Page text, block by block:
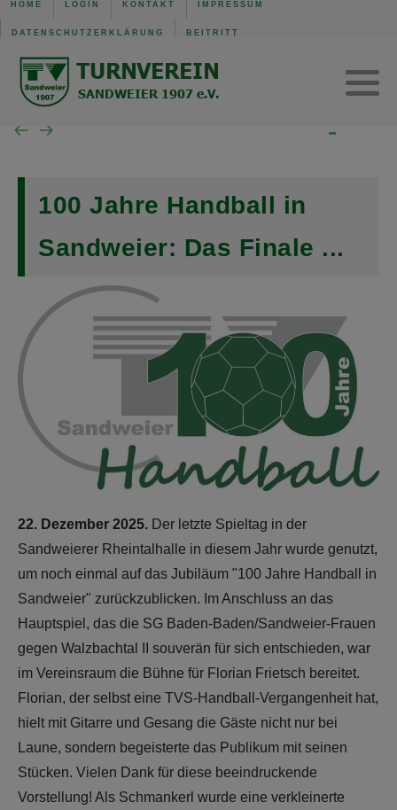
HOME LOGIN KONTAKT IMPRESSUM
DATENSCHUTZERKLÄRUNG BEITRITT
100 Jahre Handball in
Sandweier: Das Finale ...
22. Dezember 2025. Der letzte Spieltag in der
Sandweierer Rheintalhalle in diesem Jahr wurde genutzt,
um noch einmal auf das Jubiläum "100 Jahre Handball in
Sandweier" zurückzublicken. Im Anschluss an das
Hauptspiel, das die SG Baden-Baden/Sandweier-Frauen
gegen Walzbachtal II souverän für sich entschieden, war
im Vereinsraum die Bühne für Florian Frietsch bereitet.
Florian, der selbst eine TVS-Handball-Vergangenheit hat,
hielt mit Gitarre und Gesang die Gäste nicht nur bei
Laune, sondern begeisterte das Publikum mit seinen
Stücken. Vielen Dank für diese beeindruckende
Vorstellung! Als Schmankerl wurde eine verkleinerte
TVS Baden-Baden 1907
Wochenübersicht TVS BB
Wochenübersicht TVS
Wochenübersicht SG
Trainingszeiten
Gerätturnen w.
Verwaltung
Mannschaft der Woche